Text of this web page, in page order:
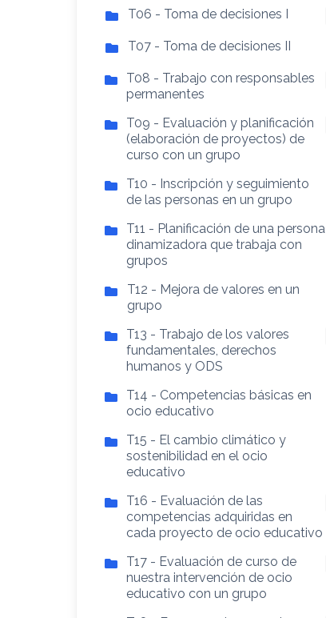
T06 - Toma de decisiones I
T07 - Toma de decisiones II
T08 - Trabajo con responsables
permanentes
T09 - Evaluación y planificación
(elaboración de proyectos) de
curso con un grupo
T10 - Inscripción y seguimiento
de las personas en un grupo
T11 - Planificación de una persona
dinamizadora que trabaja con
grupos
T12 - Mejora de valores en un
grupo
T13 - Trabajo de los valores
fundamentales, derechos
humanos y ODS
T14 - Competencias básicas en
ocio educativo
T15 - El cambio climático y
sostenibilidad en el ocio
educativo
T16 - Evaluación de las
competencias adquiridas en
cada proyecto de ocio educativo
T17 - Evaluación de curso de
nuestra intervención de ocio
educativo con un grupo